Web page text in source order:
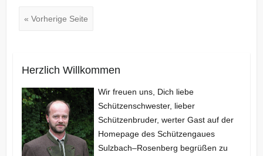
« Vorherige Seite
Herzlich Willkommen
Wir freuen uns, Dich liebe
Schützenschwester, lieber
Schützenbruder, werter Gast auf der
Homepage des Schützengaues
Sulzbach–Rosenberg begrüßen zu